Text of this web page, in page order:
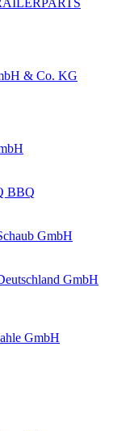
& Co. KG
BBQ
GmbH
GmbH
GmbH